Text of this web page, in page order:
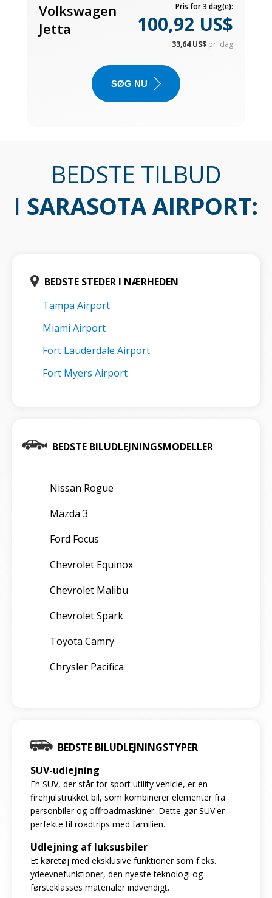
Volkswagen
Jetta
Pris for 3 dag(e):
100,92 US$
33,64 US$ pr. dag
SØG NU
BEDSTE TILBUD
I SARASOTA AIRPORT:
BEDSTE STEDER I NÆRHEDEN
Tampa Airport
Miami Airport
Fort Lauderdale Airport
Fort Myers Airport
BEDSTE BILUDLEJNINGSMODELLER
Nissan Rogue
Mazda 3
Ford Focus
Chevrolet Equinox
Chevrolet Malibu
Chevrolet Spark
Toyota Camry
Chrysler Pacifica
BEDSTE BILUDLEJNINGSTYPER
SUV-udlejning
En SUV, der står for sport utility vehicle, er en
firehjulstrukket bil, som kombinerer elementer fra
personbiler og offroadmaskiner. Dette gør SUV'er
perfekte til roadtrips med familien.
Udlejning af luksusbiler
Et køretøj med eksklusive funktioner som f.eks.
ydeevnefunktioner, den nyeste teknologi og
førsteklasses materialer indvendigt.